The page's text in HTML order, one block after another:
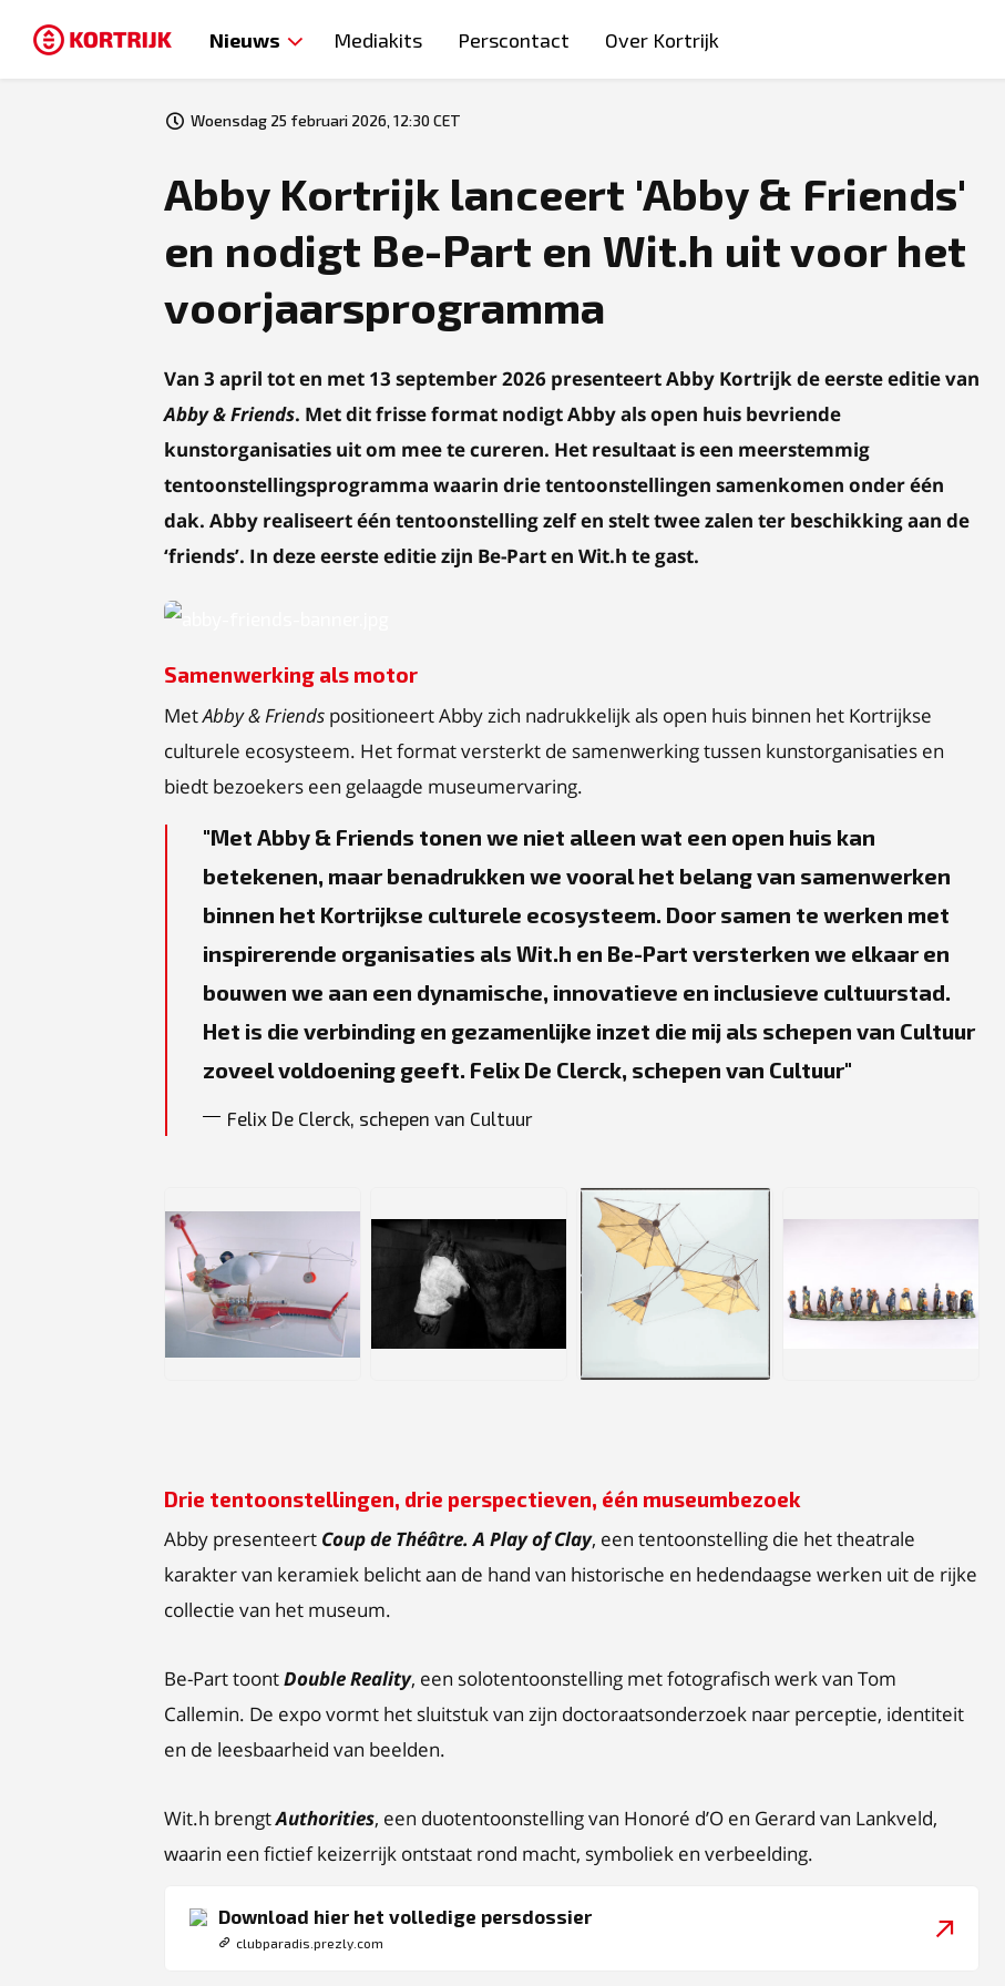
Nieuws Mediakits Perscontact Over Kortrijk
Woensdag 25 februari 2026, 12:30 CET
Abby Kortrijk lanceert 'Abby & Friends'
en nodigt Be-Part en Wit.h uit voor het
voorjaarsprogramma
Van 3 april tot en met 13 september 2026 presenteert Abby Kortrijk de eerste editie van
Abby & Friends. Met dit frisse format nodigt Abby als open huis bevriende
kunstorganisaties uit om mee te cureren. Het resultaat is een meerstemmig
tentoonstellingsprogramma waarin drie tentoonstellingen samenkomen onder één
dak. Abby realiseert één tentoonstelling zelf en stelt twee zalen ter beschikking aan de
‘friends’. In deze eerste editie zijn Be-Part en Wit.h te gast.
Samenwerking als motor
MetAbby & Friends positioneert Abby zich nadrukkelijk als open huis binnen het Kortrijkse
culturele ecosysteem. Het format versterkt de samenwerking tussen kunstorganisaties en
biedt bezoekers een gelaagde museumervaring.
Met Abby & Friends tonen we niet alleen wat een open huis kan
betekenen, maar benadrukken we vooral het belang van samenwerken
binnen het Kortrijkse culturele ecosysteem. Door samen te werken met
inspirerende organisaties als Wit.h en Be-Part versterken we elkaar en
bouwen we aan een dynamische, innovatieve en inclusieve cultuurstad.
Het is die verbinding en gezamenlijke inzet die mij als schepen van Cultuur
zoveel voldoening geeft. Felix De Clerck, schepen van Cultuur
Felix De Clerck, schepen van Cultuur
JPG
Drie tentoonstellingen, drie perspectieven, één museumbezoek
Abby presenteert Coup de Théâtre. A Play of Clay, een tentoonstelling die het theatrale
karakter van keramiek belicht aan de hand van historische en hedendaagse werken uit de rijke
collectie van het museum.
Be-Part toontDouble Reality, een solotentoonstelling met fotografisch werk van Tom
Callemin. De expo vormt het sluitstuk van zijn doctoraatsonderzoek naar perceptie, identiteit
en de leesbaarheid van beelden.
Wit.h brengtAuthorities, een duotentoonstelling van Honoré d’O en Gerard van Lankveld,
waarin een fictief keizerrijk ontstaat rond macht, symboliek en verbeelding.
Download hier het volledige persdossier
clubparadis.prezly.com